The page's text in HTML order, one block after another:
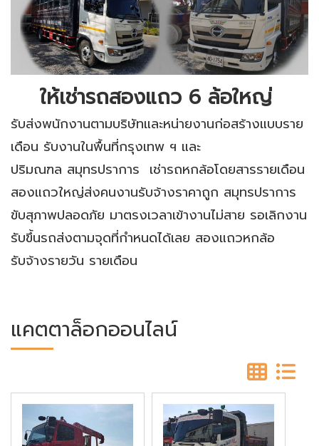
ให้เช่ารถสองแถว 6 ล้อใหญ่
รับส่งพนักงานตามบริษัทและหน่ายงานก่อสร้างแบบราย
เดือน รับงานในพื้นที่กรุงเทพ ฯ และ
ปริมณฑล สมุทรปราการ เช่ารถหกล้อโดยสารรายเดือน
สองแถวใหญ่ส่งคนงานรับจ้างราคาถูก สมุทรปราการ
ขับสุภาพปลอดภัย มาตรงเวลาเข้างานไม่สาย รอเลิกงาน
รับขึ้นรถส่งตามจุดที่กำหนดได้เลย สองแถวหกล้อ
รับจ้างรายวัน รายเดือน
แคตตาล็อกออนไลน์